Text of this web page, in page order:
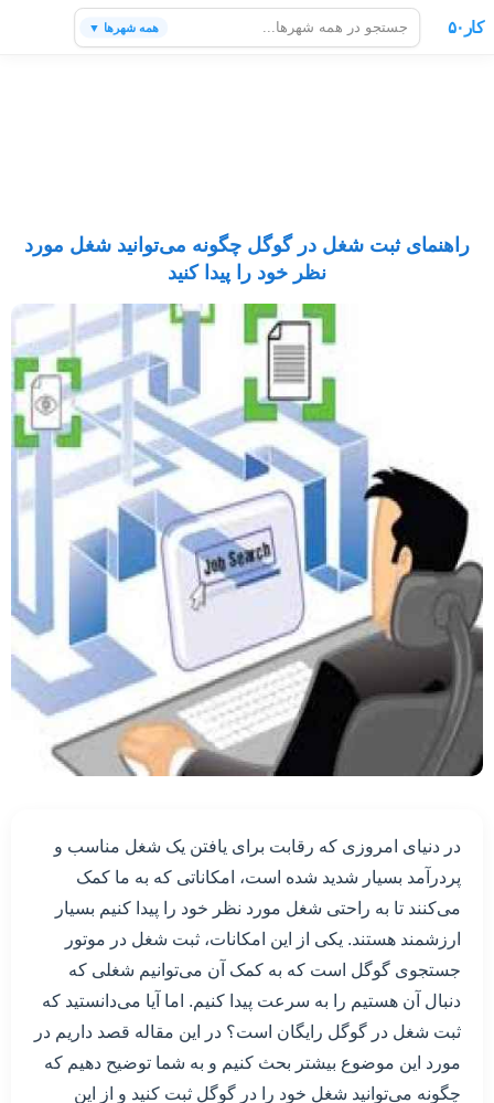
کار۵۰ همه شهرها ▼
راهنمای ثبت شغل در گوگل چگونه می‌توانید شغل مورد
نظر خود را پیدا کنید
در دنیای امروزی که رقابت برای یافتن یک شغل مناسب و
پردرآمد بسیار شدید شده است، امکاناتی که به ما کمک
می‌کنند تا به راحتی شغل مورد نظر خود را پیدا کنیم بسیار
ارزشمند هستند. یکی از این امکانات، ثبت شغل در موتور
جستجوی گوگل است که به کمک آن می‌توانیم شغلی که
دنبال آن هستیم را به سرعت پیدا کنیم. اما آیا می‌دانستید که
ثبت شغل در گوگل رایگان است؟ در این مقاله قصد داریم در
مورد این موضوع بیشتر بحث کنیم و به شما توضیح دهیم که
چگونه می‌توانید شغل خود را در گوگل ثبت کنید و از این